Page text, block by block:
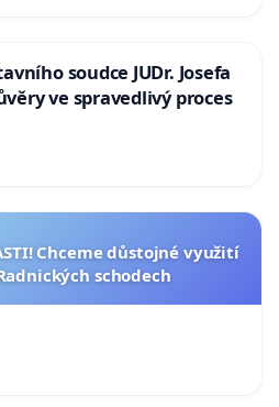
soudce JUDr. Josefa
ve spravedlivý proces
Chceme důstojné využití
schodech